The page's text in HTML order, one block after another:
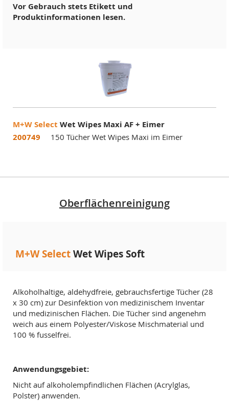
Vor Gebrauch stets Etikett und
Produktinformationen lesen.
M+W Select Wet Wipes Maxi AF + Eimer
200749
150 Tücher Wet Wipes Maxi im Eimer
Oberflächenreinigung
M+W SelectWet Wipes Soft
Alkoholhaltige, aldehydfreie, gebrauchsfertige Tücher (28
x 30 cm) zur Desinfektion von medizinischem Inventar
und medizinischen Flächen. Die Tücher sind angenehm
weich aus einem Polyester/Viskose Mischmaterial und
100 % fusselfrei.
Anwendungsgebiet:
Nicht auf alkoholempfindlichen Flächen (Acrylglas,
Polster) anwenden.